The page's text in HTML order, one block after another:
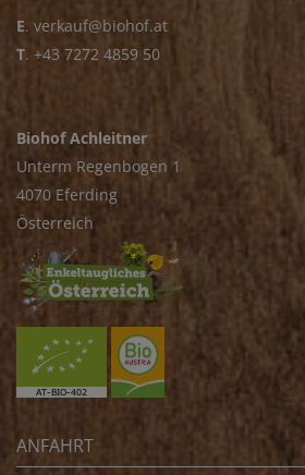
E. verkauf@biohof.at
T. +43 7272 4859 50
Biohof Achleitner
Unterm Regenbogen 1
4070 Eferding
Österreich
ANFAHRT